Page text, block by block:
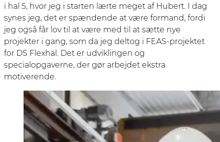
i hal 5, hvor jeg i starten lærte meget af Hubert. I dag
synes jeg, det er spændende at være formand, fordi
jeg også får lov til at være med til at sætte nye
projekter i gang, som da jeg deltog i FEAS-projektet
for DS Flexhal. Det er udviklingen og
specialopgaverne, der gør arbejdet ekstra
motiverende.